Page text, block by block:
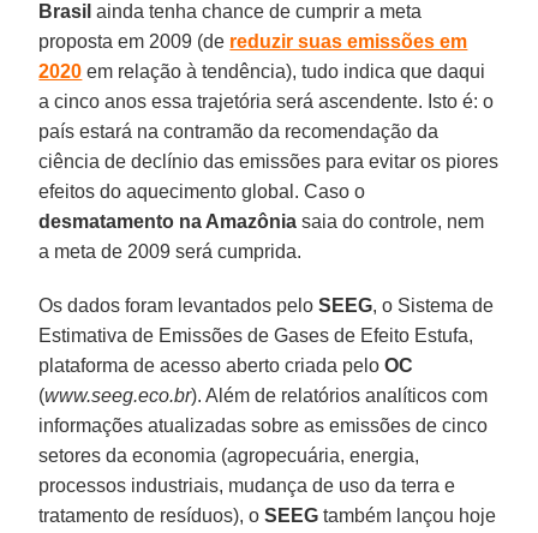
Brasil ainda tenha chance de cumprir a meta
proposta em 2009 (de reduzir suas emissões em
2020 em relação à tendência), tudo indica que daqui
a cinco anos essa trajetória será ascendente. Isto é: o
país estará na contramão da recomendação da
ciência de declínio das emissões para evitar os piores
efeitos do aquecimento global. Caso o
desmatamento na Amazônia saia do controle, nem
a meta de 2009 será cumprida.
Os dados foram levantados peloSEEG, o Sistema de
Estimativa de Emissões de Gases de Efeito Estufa,
plataforma de acesso aberto criada peloOC
(www.seeg.eco.br). Além de relatórios analíticos com
informações atualizadas sobre as emissões de cinco
setores da economia (agropecuária, energia,
processos industriais, mudança de uso da terra e
tratamento de resíduos), oSEEG também lançou hoje